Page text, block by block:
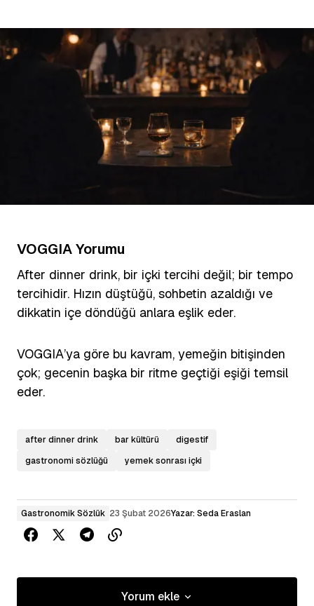
VOGGIA Yorumu
After dinner drink, bir içki tercihi değil; bir tempo
tercihidir. Hızın düştüğü, sohbetin azaldığı ve
dikkatin içe döndüğü anlara eşlik eder.
VOGGIA’ya göre bu kavram, yemeğin bitişinden
çok; gecenin başka bir ritme geçtiği eşiği temsil
eder.
after dinner drink bar kültürü
digestif
gastronomi sözlüğü
yemek sonrası içki
Gastronomik Sözlük 23 Şubat 2026Yazar: Seda Eraslan
Yorum ekle